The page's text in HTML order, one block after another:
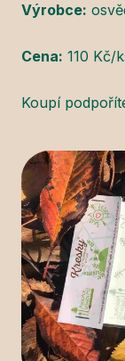
Výrobce:
Cena: 110 Kč/
Koupí